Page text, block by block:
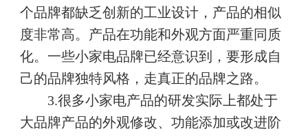
个品牌都缺乏创新的工业设计，产品的相似
度非常高。产品在功能和外观方面严重同质
化。一些小家电品牌已经意识到，要形成自
己的品牌独特风格，走真正的品牌之路。
3.很多小家电产品的研发实际上都处于
大品牌产品的外观修改、功能添加或改进阶